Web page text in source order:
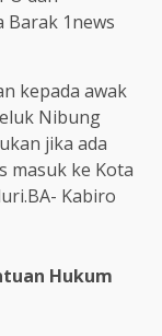
Barak 1news
kepada awak
Nibung
jika ada
masuk ke Kota
Kabiro
Hukum